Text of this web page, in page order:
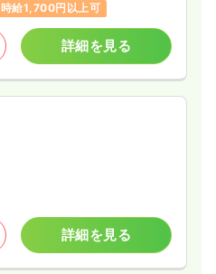
時給1,700円以上可
詳細を見る
詳細を見る